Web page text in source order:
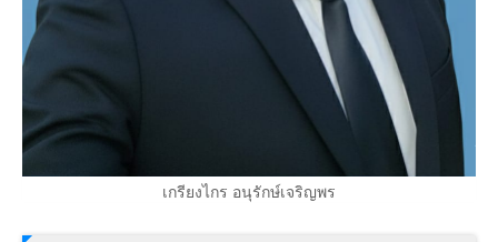
เกรียงไกร อนุรักษ์เจริญพร